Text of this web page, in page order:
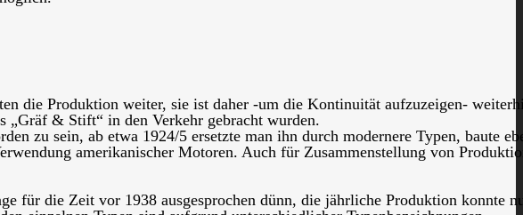
die Produktion weiter, sie ist daher -um die Kontinuität aufzuzeigen-
& Stift“ in den Verkehr gebracht wurden.
zu sein, ab etwa 1924/5 ersetzte man ihn durch modernere Typen, baute
amerikanischer Motoren. Auch für Zusammenstellung von
für die Zeit vor 1938 ausgesprochen dünn, die jährliche Produktion konnte